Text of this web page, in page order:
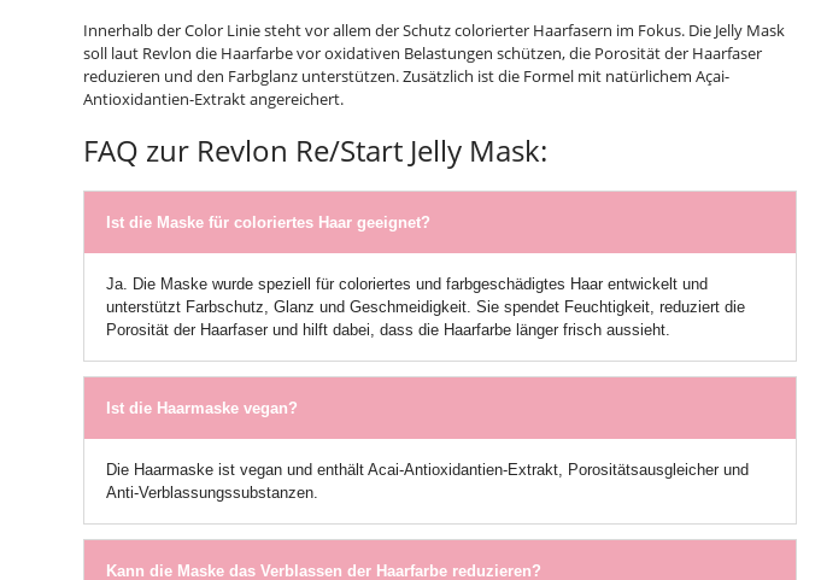
Innerhalb der Color Linie steht vor allem der Schutz colorierter Haarfasern im Fokus. Die Jelly Mask
soll laut Revlon die Haarfarbe vor oxidativen Belastungen schützen, die Porosität der Haarfaser
reduzieren und den Farbglanz unterstützen. Zusätzlich ist die Formel mit natürlichem Açai-
Antioxidantien-Extrakt angereichert.
FAQ zur Revlon Re/Start Jelly Mask:
Ist die Maske für coloriertes Haar geeignet?
Ja. Die Maske wurde speziell für coloriertes und farbgeschädigtes Haar entwickelt und
unterstützt Farbschutz, Glanz und Geschmeidigkeit. Sie spendet Feuchtigkeit, reduziert die
Porosität der Haarfaser und hilft dabei, dass die Haarfarbe länger frisch aussieht.
Ist die Haarmaske vegan?
Die Haarmaske ist vegan und enthält Acai-Antioxidantien-Extrakt, Porositätsausgleicher und
Anti-Verblassungssubstanzen.
Kann die Maske das Verblassen der Haarfarbe reduzieren?